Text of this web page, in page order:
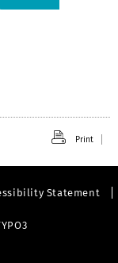
Print
Statement